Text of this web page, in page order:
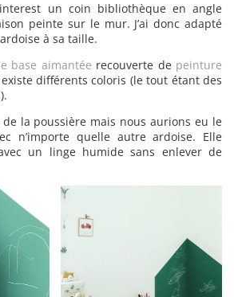
un coin bibliothèque en angle
peinte sur le mur. J’ai donc adapté
à sa taille.
base aimantée recouverte de peinture
différents coloris (le tout étant des
la poussière mais nous aurions eu le
n’importe quelle autre ardoise. Elle
un linge humide sans enlever de